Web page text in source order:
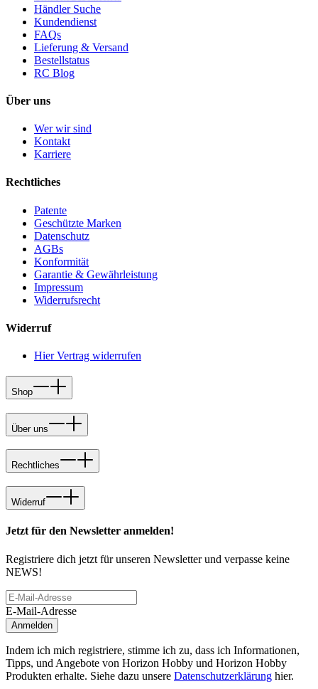
Händler Suche
Kundendienst
FAQs
Lieferung & Versand
Bestellstatus
RC Blog
Über uns
Wer wir sind
Kontakt
Karriere
Rechtliches
Patente
Geschützte Marken
Datenschutz
AGBs
Konformität
Garantie & Gewährleistung
Impressum
Widerrufsrecht
Widerruf
Hier Vertrag widerrufen
Shop
Über uns
Rechtliches
Widerruf
Jetzt für den Newsletter anmelden!
Registriere dich jetzt für unseren Newsletter und verpasse keine
NEWS!
E-Mail-Adresse
Anmelden
Indem ich mich registriere, stimme ich zu, dass ich Informationen,
Tipps, und Angebote von Horizon Hobby und Horizon Hobby
Produkten erhalte. Siehe dazu unsere Datenschutzerklärung hier.